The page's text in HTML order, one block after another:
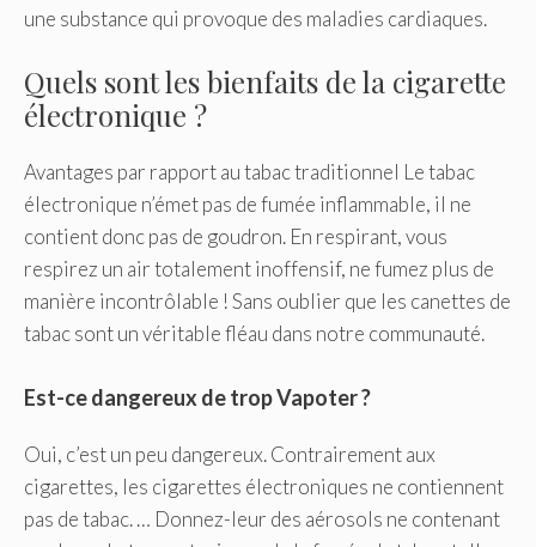
une substance qui provoque des maladies cardiaques.
Quels sont les bienfaits de la cigarette
électronique ?
Avantages par rapport au tabac traditionnel Le tabac
électronique n’émet pas de fumée inflammable, il ne
contient donc pas de goudron. En respirant, vous
respirez un air totalement inoffensif, ne fumez plus de
manière incontrôlable ! Sans oublier que les canettes de
tabac sont un véritable fléau dans notre communauté.
Est-ce dangereux de trop Vapoter ?
Oui, c’est un peu dangereux. Contrairement aux
cigarettes, les cigarettes électroniques ne contiennent
pas de tabac. … Donnez-leur des aérosols ne contenant